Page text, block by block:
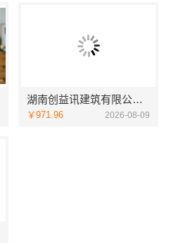
湖南创益讯建筑有限公司：口碑环保材料打造健康家装
￥971.96 2026-08-09